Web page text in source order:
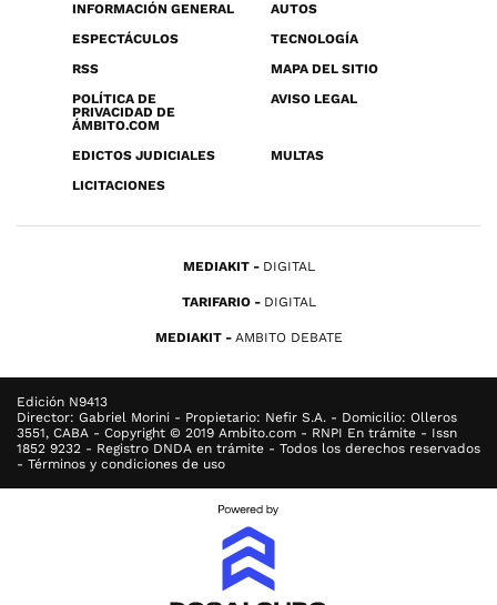
INFORMACIÓN GENERAL
AUTOS
ESPECTÁCULOS
TECNOLOGÍA
RSS
MAPA DEL SITIO
POLÍTICA DE
PRIVACIDAD DE
ÁMBITO.COM
AVISO LEGAL
EDICTOS JUDICIALES
MULTAS
LICITACIONES
MEDIAKIT DIGITAL
TARIFARIO DIGITAL
MEDIAKIT AMBITO DEBATE
Edición N9413
Director: Gabriel Morini - Propietario: Nefir S.A. - Domicilio: Olleros
3551, CABA - Copyright © 2019 Ambito.com - RNPI En trámite - Issn
1852 9232 - Registro DNDA en trámite - Todos los derechos reservados
- Términos y condiciones de uso